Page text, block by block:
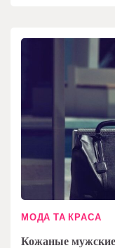
МОДА ТА КРАСА
Кожаные